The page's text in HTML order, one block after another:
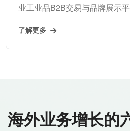
业工业品B2B交易与品牌展示平
了解更多
海外业务增长的